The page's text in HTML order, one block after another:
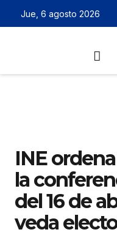
Jue, 6 agosto 2026
INE
la
del 16 de
veda